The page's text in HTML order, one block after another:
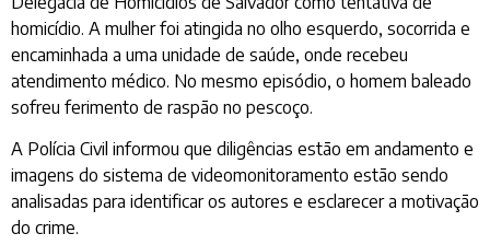
homicídio. A mulher foi atingida no olho esquerdo, socorrida e
encaminhada a uma unidade de saúde, onde recebeu
atendimento médico. No mesmo episódio, o homem baleado
sofreu ferimento de raspão no pescoço.
A Polícia Civil informou que diligências estão em andamento e
imagens do sistema de videomonitoramento estão sendo
analisadas para identificar os autores e esclarecer a motivação
do crime.